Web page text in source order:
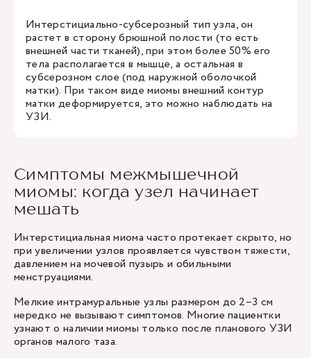
Интерстициально-субсерозный тип узла, он
растет в сторону брюшной полости (то есть
внешней части тканей), при этом более 50% его
тела располагается в мышце, а остальная в
субсерозном слое (под наружной оболочкой
матки). При таком виде миомы внешний контур
матки деформируется, это можно наблюдать на
УЗИ.
Симптомы межмышечной
миомы: когда узел начинает
мешать
Интерстициальная миома часто протекает скрыто, но
при увеличении узлов проявляется чувством тяжести,
давлением на мочевой пузырь и обильными
менструациями.
Мелкие интрамуральные узлы размером до 2–3 см
нередко не вызывают симптомов. Многие пациентки
узнают о наличии миомы только после планового УЗИ
органов малого таза.